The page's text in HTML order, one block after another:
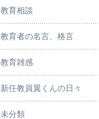
教育相談
教育者の名言、格言
教育雑感
新任教員翼くんの日々
未分類